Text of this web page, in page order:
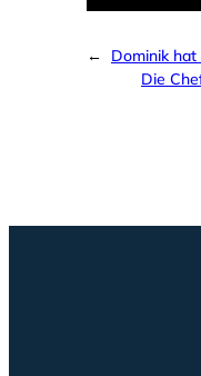
Play
←
Dominik
Die